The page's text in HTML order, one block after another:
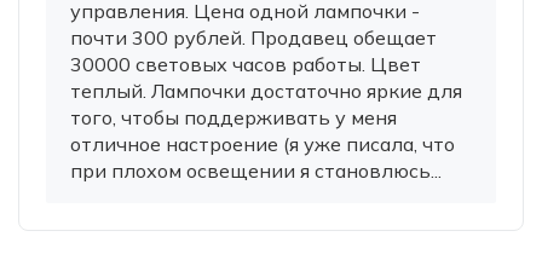
управления. Цена одной лампочки -
почти 300 рублей. Продавец обещает
30000 световых часов работы. Цвет
теплый. Лампочки достаточно яркие для
того, чтобы поддерживать у меня
отличное настроение (я уже писала, что
при плохом освещении я становлюсь...